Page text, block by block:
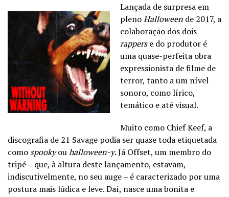
Lançada de surpresa em
plenoHalloween de 2017, a
colaboração dos dois
rapperse do produtor é
uma quase-perfeita obra
expressionista de filme de
terror, tanto a um nível
sonoro, como lírico,
temático e até visual.
Muito como Chief Keef, a
discografia de 21 Savage podia ser quase toda etiquetada
como spookyouhalloween-y. Já Offset, um membro do
tripé – que, à altura deste lançamento, estavam,
indiscutivelmente, no seu auge – é caracterizado por uma
postura mais lúdica e leve. Daí, nasce uma bonita e